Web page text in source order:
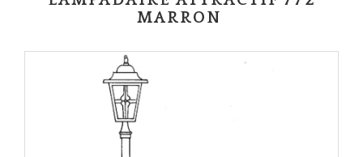
n
MARRON